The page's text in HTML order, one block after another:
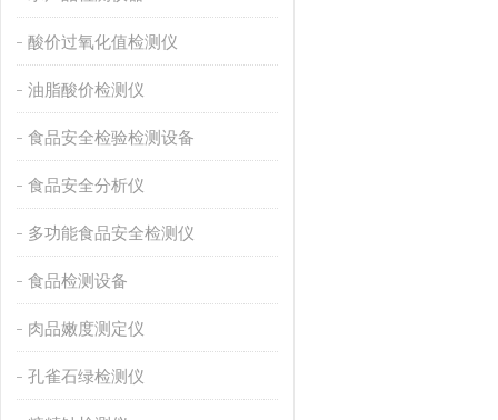
酸价过氧化值检测仪
油脂酸价检测仪
食品安全检验检测设备
食品安全分析仪
多功能食品安全检测仪
食品检测设备
肉品嫩度测定仪
孔雀石绿检测仪